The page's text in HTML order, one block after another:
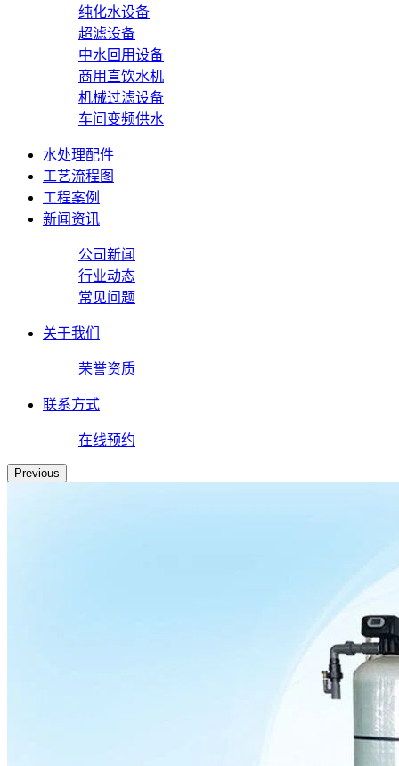
纯化水设备
超滤设备
中水回用设备
商用直饮水机
机械过滤设备
车间变频供水
水处理配件
工艺流程图
工程案例
新闻资讯
公司新闻
行业动态
常见问题
关于我们
荣誉资质
联系方式
在线预约
Previous